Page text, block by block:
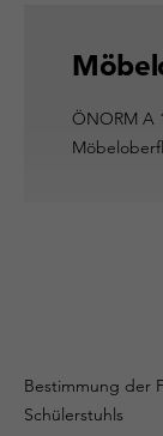
ÖNORM A
Bestimmung der
Schülerstuhls